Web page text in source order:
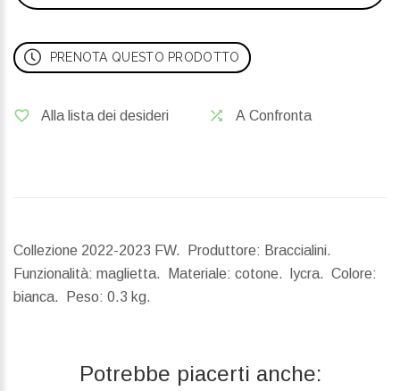
PRENOTA QUESTO PRODOTTO
Alla lista dei desideri A Confronta
Collezione 2022-2023 FW. Produttore: Braccialini.
Funzionalità: maglietta. Materiale: cotone. lycra. Colore:
bianca.
Peso: 0.3 kg.
Potrebbe piacerti anche: